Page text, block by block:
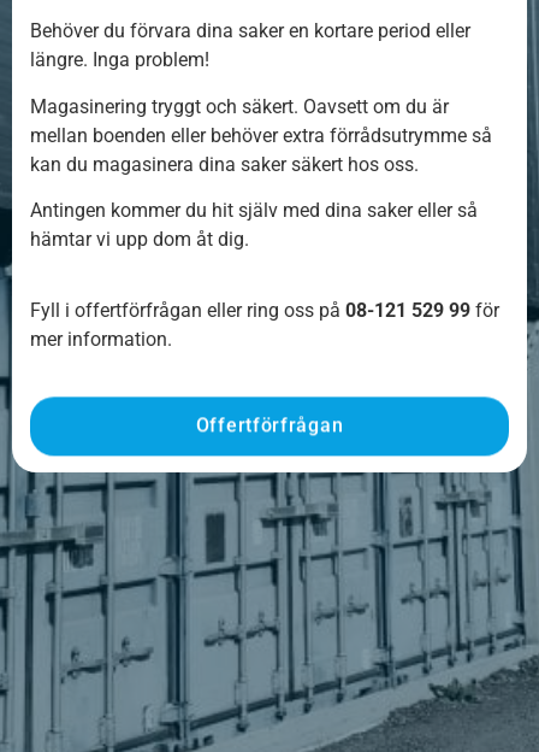
Behöver du förvara dina saker en kortare period eller
längre. Inga problem!
Magasinering tryggt och säkert. Oavsett om du är
mellan boenden eller behöver extra förrådsutrymme så
kan du magasinera dina saker säkert hos oss.
Antingen kommer du hit själv med dina saker eller så
hämtar vi upp dom åt dig.
Fyll i offertförfrågan eller ring oss på 08-121 529 99 för
mer information.
Offertförfrågan